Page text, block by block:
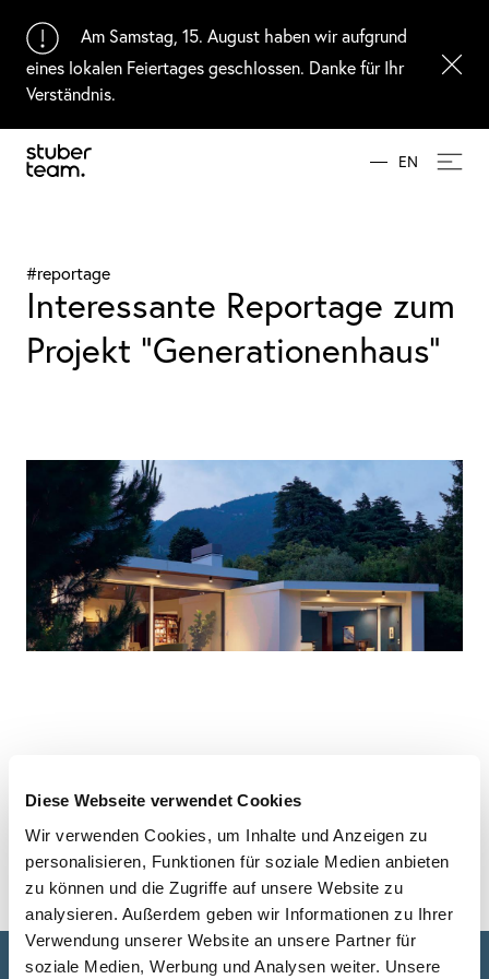
Diese Webseite verwendet Cookies
Wir verwenden Cookies, um Inhalte und Anzeigen zu
personalisieren, Funktionen für soziale Medien anbieten
zu können und die Zugriffe auf unsere Website zu
analysieren. Außerdem geben wir Informationen zu Ihrer
Verwendung unserer Website an unsere Partner für
soziale Medien, Werbung und Analysen weiter. Unsere
Am Samstag, 15. August haben wir aufgrund
eines lokalen Feiertages geschlossen. Danke für Ihr
Verständnis.
EN
#reportage
Interessante Reportage zum
Projekt "Generationenhaus"